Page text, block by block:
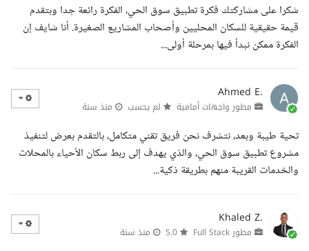
شكرا على مشاركتك فكرة تطبيق سوق الحي، الفكرة رائعة جدا وبتقدم
قيمة حقيقية للسكان المحليين وأصحاب المشاريع الصغيرة. أنا شايف إن
الفكرة ممكن نبدأ فيها بمرحلة أولى...
Ahmed E.
مطور واجهات أمامية لم يحسب منذ سنة
تحية طيبة وبعد، نتشرف نحن فريق تقني متكامل، بالتقدم بعرض لتنفيذ
مشروع تطبيق سوق الحي، والذي يهدف إلى ربط سكان الأحياء بالمحلات
والخدمات القريبة منهم بطريقة ذكية...
Khaled Z.
مطور Full Stack منذ سنة